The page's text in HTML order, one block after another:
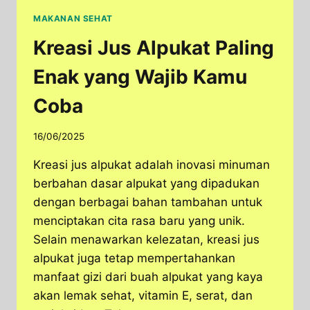
MAKANAN SEHAT
Kreasi Jus Alpukat Paling
Enak yang Wajib Kamu
Coba
16/06/2025
Kreasi jus alpukat adalah inovasi minuman
berbahan dasar alpukat yang dipadukan
dengan berbagai bahan tambahan untuk
menciptakan cita rasa baru yang unik.
Selain menawarkan kelezatan, kreasi jus
alpukat juga tetap mempertahankan
manfaat gizi dari buah alpukat yang kaya
akan lemak sehat, vitamin E, serat, dan